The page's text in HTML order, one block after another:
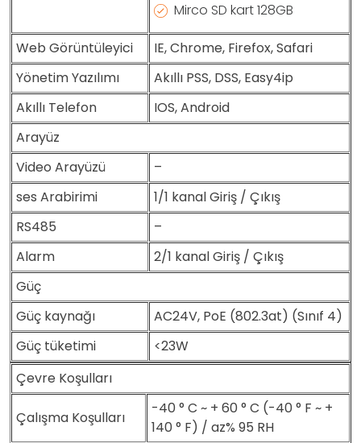
Mirco SD kart 128GB
Web Görüntüleyici
IE, Chrome, Firefox, Safari
Yönetim Yazılımı
Akıllı PSS, DSS, Easy4ip
Akıllı Telefon
IOS, Android
Arayüz
Video Arayüzü
–
ses Arabirimi
1/1 kanal Giriş / Çıkış
RS485
–
Alarm
2/1 kanal Giriş / Çıkış
Güç
Güç kaynağı
AC24V, PoE (802.3at) (Sınıf 4)
Güç tüketimi
<23W
Çevre Koşulları
Çalışma Koşulları
-40 ° C ~ + 60 ° C (-40 ° F ~ +
140 ° F) / az% 95 RH